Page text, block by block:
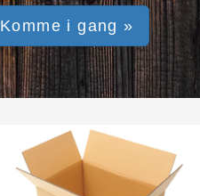
Komme i gang »